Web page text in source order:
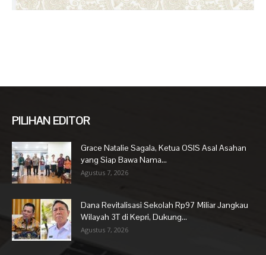
PILIHAN EDITOR
Grace Natalie Sagala, Ketua OSIS Asal Asahan
yang Siap Bawa Nama...
Agustus 7, 2026
Dana Revitalisasi Sekolah Rp97 Miliar Jangkau
Wilayah 3T di Kepri, Dukung...
Agustus 7, 2026